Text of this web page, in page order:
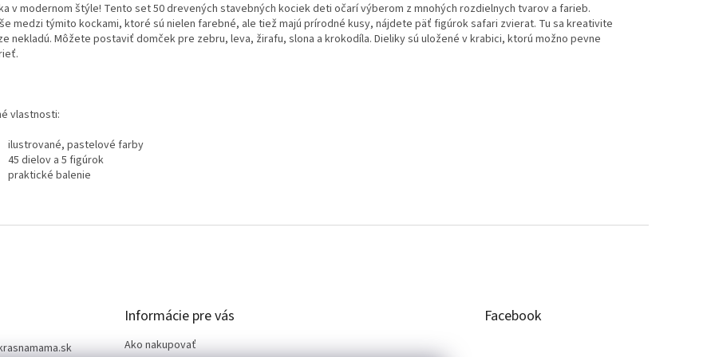
v modernom štýle! Tento set 50 drevených stavebných kociek deti očarí výberom z mnohých rozdielnych tvarov a farieb.
medzi týmito kockami, ktoré sú nielen farebné, ale tiež majú prírodné kusy, nájdete päť figúrok safari zvierat. Tu sa kreativite
nekladú. Môžete postaviť domček pre zebru, leva, žirafu, slona a krokodíla. Dieliky sú uložené v krabici, ktorú možno pevne
vlastnosti:
ilustrované, pastelové farby
45 dielov a 5 figúrok
praktické balenie
Informácie pre vás
Ako nakupovať
Facebook